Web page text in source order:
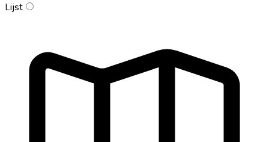
Lijst